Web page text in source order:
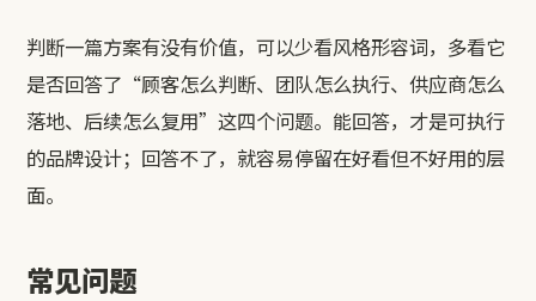
判断一篇方案有没有价值，可以少看风格形容词，多看它
是否回答了“顾客怎么判断、团队怎么执行、供应商怎么
落地、后续怎么复用”这四个问题。能回答，才是可执行
的品牌设计；回答不了，就容易停留在好看但不好用的层
面。
常见问题